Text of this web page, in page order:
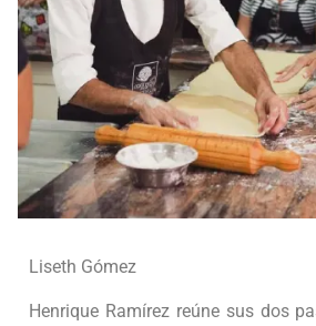
Liseth Gómez
Henrique Ramírez reúne sus dos